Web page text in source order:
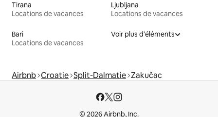
Tirana
Locations de vacances
Ljubljana
Locations de vacances
Bari
Locations de vacances
Voir plus d'éléments
Airbnb Croatie Split-Dalmatie Zakučac
© 2026 Airbnb, Inc.